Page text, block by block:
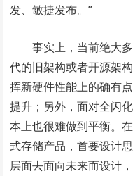
发、敏捷发布。”
事实上，当前绝大
代的旧架构或者开源架
挥新硬件性能上的确有
提升；另外，面对全闪
本上也很难做到平衡。
式存储产品，首要设计
层面去面向未来而设计